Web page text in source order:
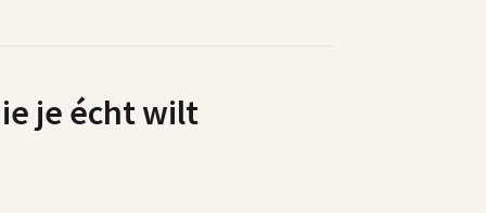
je écht wilt